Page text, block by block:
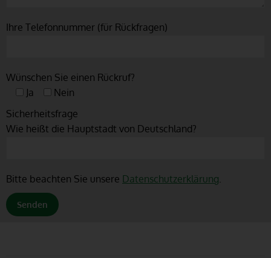
Ihre Telefonnummer (für Rückfragen)
Wünschen Sie einen Rückruf?
Ja
Nein
Sicherheitsfrage
Wie heißt die Hauptstadt von Deutschland?
Bitte beachten Sie unsere Datenschutzerklärung.